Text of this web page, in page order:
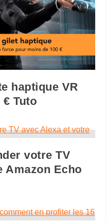
haptique VR
Tuto
votre TV
Amazon Echo